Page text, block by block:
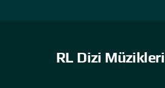
RL Dizi Müzikleri